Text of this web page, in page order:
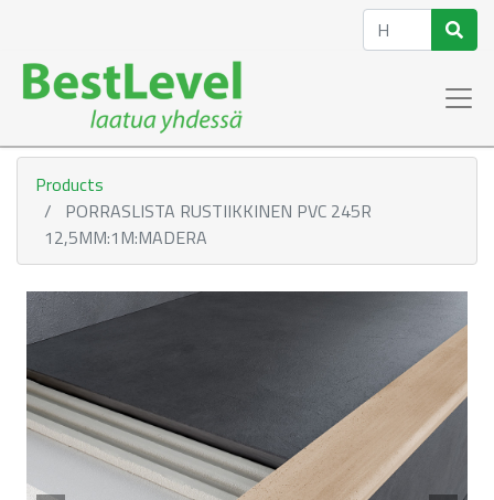
Products
PORRASLISTA RUSTIIKKINEN PVC 245R
12,5MM:1M:MADERA